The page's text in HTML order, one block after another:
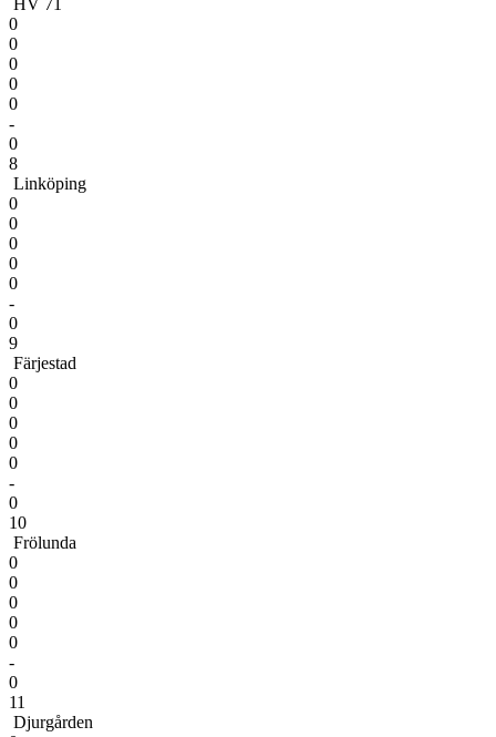
0
0
0
0
0
-
0
8
Linköping
0
0
0
0
0
-
0
9
Färjestad
0
0
0
0
0
-
0
10
Frölunda
0
0
0
0
0
-
0
11
Djurgården